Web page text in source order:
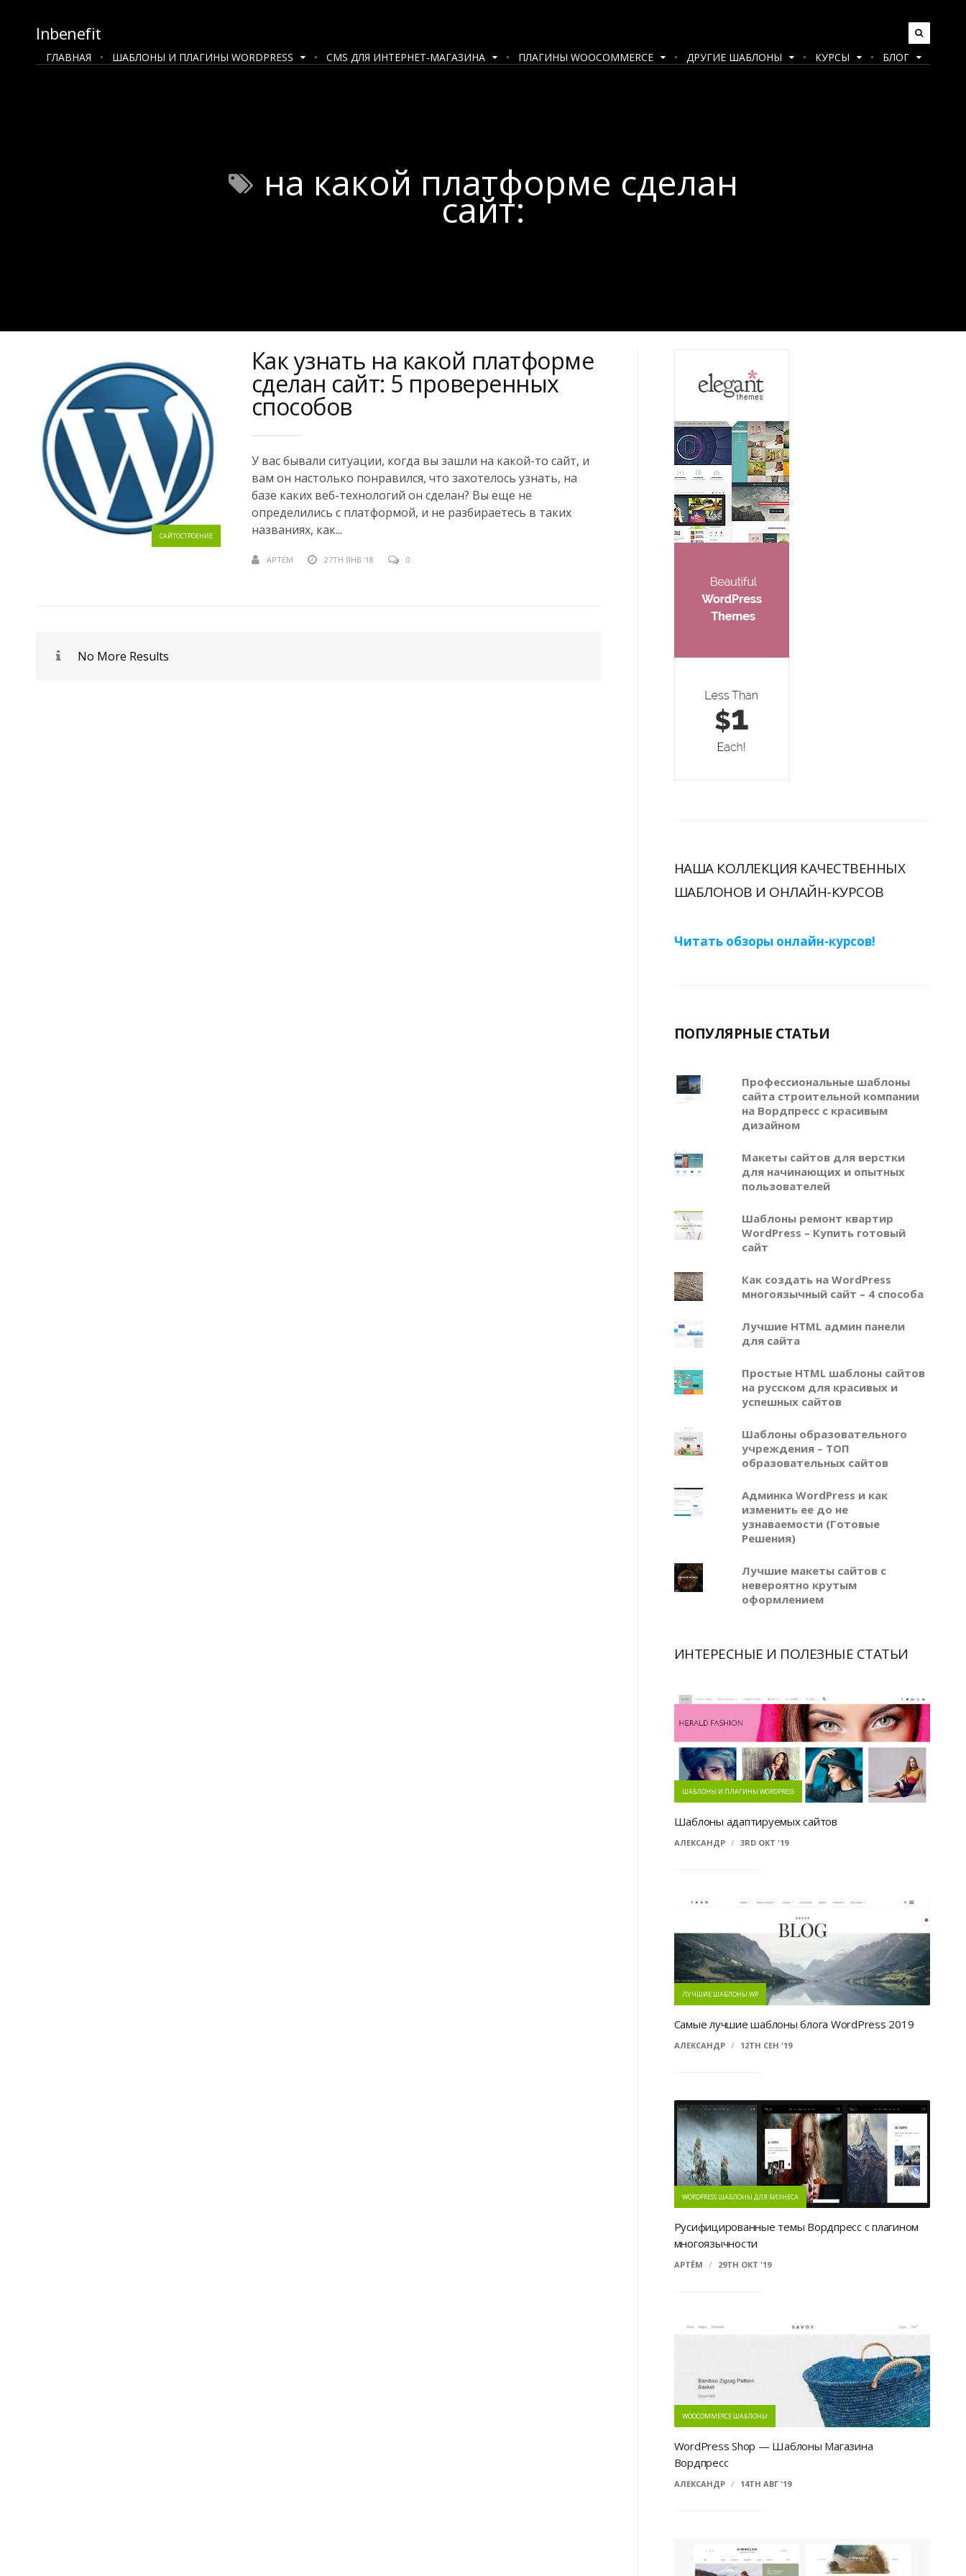
Inbenefit
ГЛАВНАЯ ШАБЛОНЫ И ПЛАГИНЫ WORDPRESS CMS ДЛЯ ИНТЕРНЕТ-МАГАЗИНА ПЛАГИНЫ WOOCOMMERCE ДРУГИЕ ШАБЛОНЫ КУРСЫ БЛОГ
на какой платформе сделан
сайт:
САЙТОСТРОЕНИЕ
Как узнать на какой платформе
сделан сайт: 5 проверенных
способов
У вас бывали ситуации, когда вы зашли на какой-то сайт, и
вам он настолько понравился, что захотелось узнать, на
базе каких веб-технологий он сделан? Вы еще не
определились с платформой, и не разбираетесь в таких
названиях, как...
АРТЁМ 27TH ЯНВ '18 0
No More Results
НАША КОЛЛЕКЦИЯ КАЧЕСТВЕННЫХ
ШАБЛОНОВ И ОНЛАЙН-КУРСОВ
Читать обзоры онлайн-курсов!
ПОПУЛЯРНЫЕ СТАТЬИ
Профессиональные шаблоны
сайта строительной компании
на Вордпресс с красивым
дизайном
Макеты сайтов для верстки
для начинающих и опытных
пользователей
Шаблоны ремонт квартир
WordPress – Купить готовый
сайт
Как создать на WordPress
многоязычный сайт – 4 способа
Лучшие HTML админ панели
для сайта
Простые HTML шаблоны сайтов
на русском для красивых и
успешных сайтов
Шаблоны образовательного
учреждения – ТОП
образовательных сайтов
Админка WordPress и как
изменить ее до не
узнаваемости (Готовые
Решения)
Лучшие макеты сайтов с
невероятно крутым
оформлением
ИНТЕРЕСНЫЕ И ПОЛЕЗНЫЕ СТАТЬИ
ШАБЛОНЫ И ПЛАГИНЫ WORDPRESS
Шаблоны адаптируемых сайтов
АЛЕКСАНДР / 3RD ОКТ '19
ЛУЧШИЕ ШАБЛОНЫ WP
Cамые лучшие шаблоны блога WordPress 2019
АЛЕКСАНДР / 12TH СЕН '19
WORDPRESS ШАБЛОНЫ ДЛЯ БИЗНЕСА
Русифицированные темы Вордпресс с плагином
многоязычности
АРТЁМ / 29TH ОКТ '19
WOOCOMMERCE ШАБЛОНЫ
WordPress Shop — Шаблоны Магазина
Вордпресс
АЛЕКСАНДР / 14TH АВГ '19